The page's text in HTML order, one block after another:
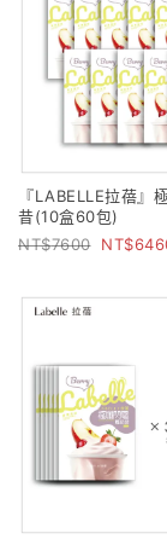
『LABELLE拉蓓』
昔(10盒60包)
7600